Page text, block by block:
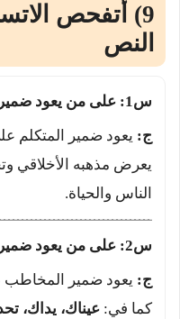
9) أتفحص
النص
س1: على من يعود ضمير المتكلم في النص؟
ج: يعود ضمير المتكلم
يعرض مذهبه الأخلاقي
الناس والحياة.
س2: على من يعود ضميرا المخاطب والغائب؟
ج: يعود ضمير المخاطب
كما في: عيناك، يداك،